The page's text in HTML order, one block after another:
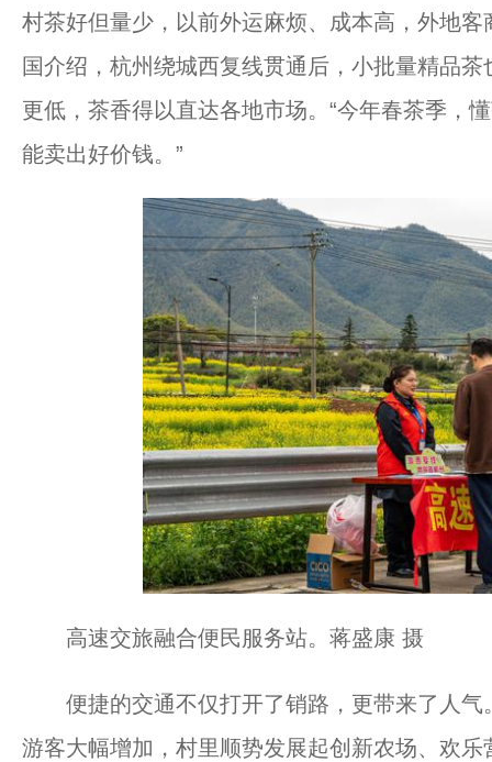
村茶好但量少，以前外运麻烦、成本高，外地
国介绍，杭州绕城西复线贯通后，小批量精品
更低，茶香得以直达各地市场。“今年春茶季，
能卖出好价钱。”
高速交旅融合便民服务站。蒋盛康 摄
便捷的交通不仅打开了销路，更带来了人气
游客大幅增加，村里顺势发展起创新农场、欢